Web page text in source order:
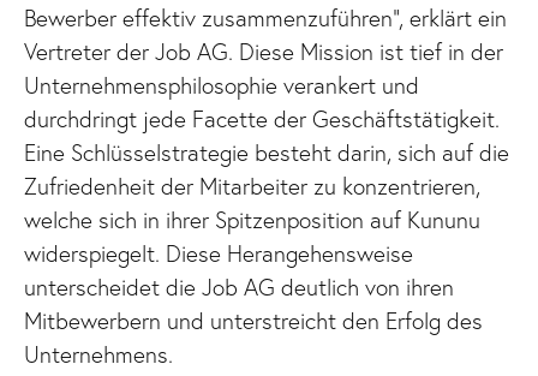
Bewerber effektiv zusammenzuführen”, erklärt ein
Vertreter der Job AG. Diese Mission ist tief in der
Unternehmensphilosophie verankert und
durchdringt jede Facette der Geschäftstätigkeit.
Eine Schlüsselstrategie besteht darin, sich auf die
Zufriedenheit der Mitarbeiter zu konzentrieren,
welche sich in ihrer Spitzenposition auf Kununu
widerspiegelt. Diese Herangehensweise
unterscheidet die Job AG deutlich von ihren
Mitbewerbern und unterstreicht den Erfolg des
Unternehmens.